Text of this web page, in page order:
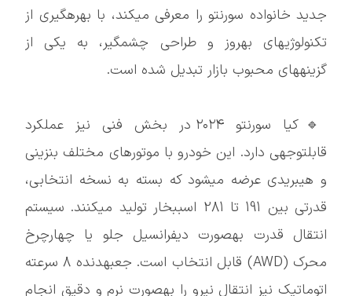
جدید خانواده سورنتو را معرفی میکند، با بهرهگیری از
تکنولوژیهای بهروز و طراحی چشمگیر، به یکی از
گزینههای محبوب بازار تبدیل شده است.
🔹کیا سورنتو ۲۰۲۴ در بخش فنی نیز عملکرد
قابلتوجهی دارد. این خودرو با موتورهای مختلف بنزینی
و هیبریدی عرضه میشود که بسته به نسخه انتخابی،
قدرتی بین 191 تا 281 اسببخار تولید میکنند. سیستم
انتقال قدرت بهصورت دیفرانسیل جلو یا چهارچرخ
محرک (AWD) قابل انتخاب است. جعبهدنده 8 سرعته
اتوماتیک نیز انتقال نیرو را بهصورت نرم و دقیق انجام